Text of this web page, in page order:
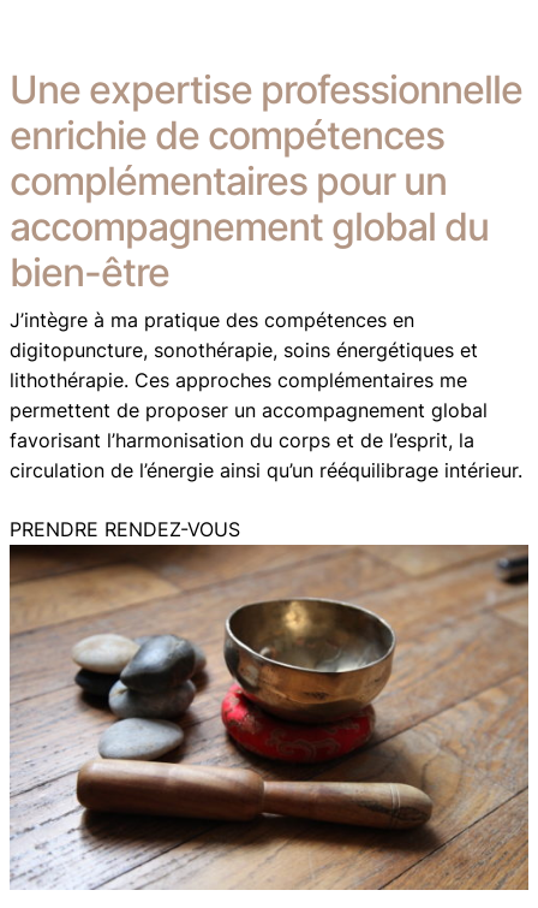
Une expertise professionnelle
enrichie de compétences
complémentaires pour un
accompagnement global du
bien-être
J’intègre à ma pratique des compétences en
digitopuncture, sonothérapie, soins énergétiques et
lithothérapie. Ces approches complémentaires me
permettent de proposer un accompagnement global
favorisant l’harmonisation du corps et de l’esprit, la
circulation de l’énergie ainsi qu’un rééquilibrage intérieur.
PRENDRE RENDEZ-VOUS